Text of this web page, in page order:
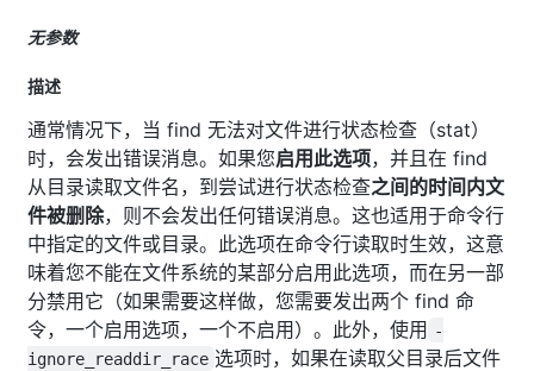
无参数
描述
通常情况下，当 find 无法对文件进行状态检查（stat）
时，会发出错误消息。如果您启用此选项，并且在 find
从目录读取文件名，到尝试进行状态检查之间的时间内文
件被删除，则不会发出任何错误消息。这也适用于命令行
中指定的文件或目录。此选项在命令行读取时生效，这意
味着您不能在文件系统的某部分启用此选项，而在另一部
分禁用它（如果需要这样做，您需要发出两个 find 命
令，一个启用选项，一个不启用）。此外，使用 -
ignore_readdir_race 选项时，如果在读取父目录后文件